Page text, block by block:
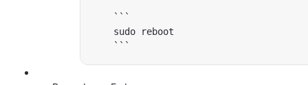
    ```
    sudo reboot